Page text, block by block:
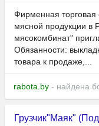
Фирменная торговая
мясной продукции в
мясокомбинат"
Обязанности:
товара к продаже,...
rabota.by - найдена
Грузчик"Маяк"